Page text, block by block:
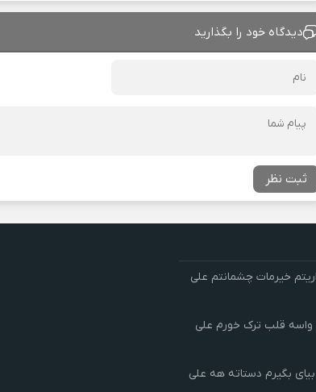
دیدگاه خود را بگذارید
ثبت نظر
خیرمات چشمانتم علی
واسه قلب ترک خورم علی
بگیرم دستاته هه علی